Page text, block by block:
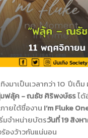
งมาเป็นเวลากว่า10 ปีเต็ม
ฟลุ้ค - ณธัช ศิริพงษ์ธรไ
ายใต้ชื่องาน I’m Fluke
มจำหน่ายบัตรวันที่19สิงห
องว้าวกันแน่นอน